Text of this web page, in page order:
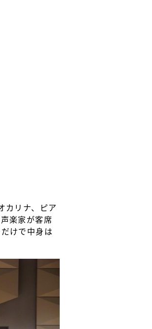
カリナ、ピア
楽家が客席
けで中身は